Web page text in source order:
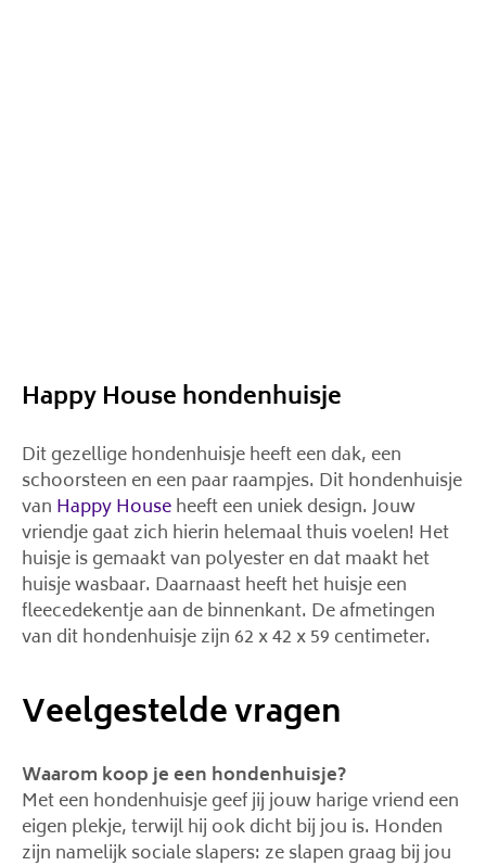
Happy House hondenhuisje
Dit gezellige hondenhuisje heeft een dak, een
schoorsteen en een paar raampjes. Dit hondenhuisje
van Happy Househeeft een uniek design. Jouw
vriendje gaat zich hierin helemaal thuis voelen! Het
huisje is gemaakt van polyester en dat maakt het
huisje wasbaar. Daarnaast heeft het huisje een
fleecedekentje aan de binnenkant. De afmetingen
van dit hondenhuisje zijn 62 x 42 x 59 centimeter.
Veelgestelde vragen
Waarom koop je een hondenhuisje?
Met een hondenhuisje geef jij jouw harige vriend een
eigen plekje, terwijl hij ook dicht bij jou is. Honden
zijn namelijk sociale slapers: ze slapen graag bij jou